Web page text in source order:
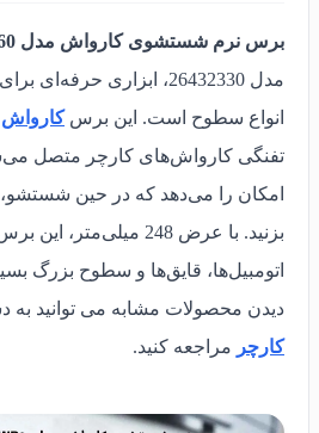
برس نرم شستشوی کارواش مدل WB60 سری K کارچر
مدل 26432330، ابزاری
انواع سطوح است. این برسکارواش
تفنگی کارواش‌های کارچر متصل
امکان را می‌دهد که در حین
بزنید. با عرض 248
اتومبیل‌ها، قایق‌ها و سطوح بزرگ
دیدن محصولات مشابه می توانید به
کارچر مراجعه کنید.